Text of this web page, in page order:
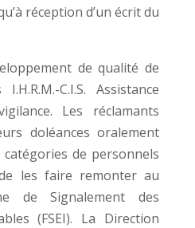
réception d’un écrit du
de qualité de
C.I.S. Assistance
Les réclamants
doléances oralement
de personnels
les faire remonter au
de Signalement des
(FSEI). La Direction